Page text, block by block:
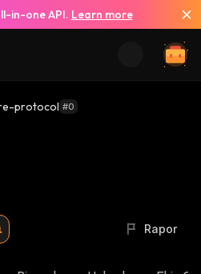
in-one API. Learn more
protocol #0
Rapor